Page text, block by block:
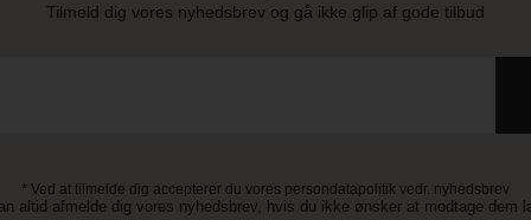
Tilmeld dig vores nyhedsbrev og gå ikke glip af gode tilbud
* Ved at tilmelde dig accepterer du vores persondatapolitik vedr. nyhedsbrev
altid afmelde dig vores nyhedsbrev, hvis du ikke ønsker at modtage dem